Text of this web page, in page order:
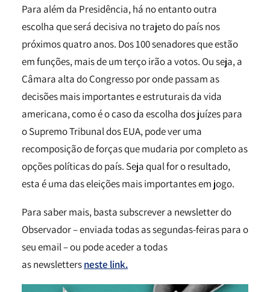
Para além da Presidência, há no entanto outra
escolha que será decisiva no trajeto do país nos
próximos quatro anos. Dos 100 senadores que estão
em funções, mais de um terço irão a votos. Ou seja, a
Câmara alta do Congresso por onde passam as
decisões mais importantes e estruturais da vida
americana, como é o caso da escolha dos juízes para
o Supremo Tribunal dos EUA, pode ver uma
recomposição de forças que mudaria por completo as
opções políticas do país. Seja qual for o resultado,
esta é uma das eleições mais importantes em jogo.
Para saber mais, basta subscrever a newsletter do
Observador – enviada todas as segundas-feiras para o
seu email – ou pode aceder a todas
as newslettersneste link.